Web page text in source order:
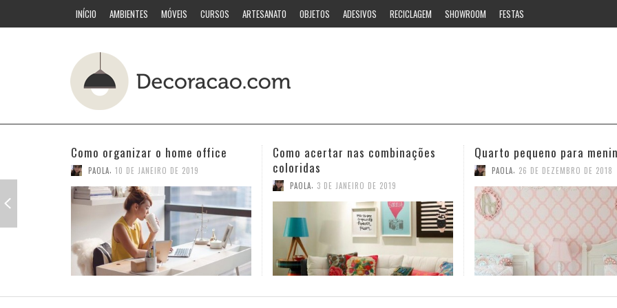
INÍCIO AMBIENTES MÓVEIS CURSOS ARTESANATO OBJETOS ADESIVOS RECICLAGEM SHOWROOM FESTAS
Como acertar nas combinações
coloridas
PAOLA, 3 DE JANEIRO DE 2019
Quarto pequeno para meninas
PAOLA, 26 DE DEZEMBRO DE 2018
Ideias estilosas para o
PAOLA 12 DE NOVEMBRO DE 2018